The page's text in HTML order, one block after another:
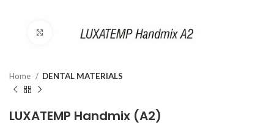
Click to enlarge
Home DENTAL MATERIALS
LUXATEMP Handmix (A2)